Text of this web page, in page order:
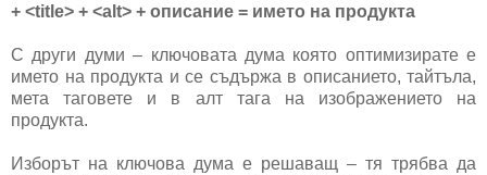
+ <title> + <alt> + описание = името на продукта
С други думи – ключовата дума която оптимизирате е
името на продукта и се съдържа в описанието, тайтъла,
мета таговете и в алт тага на изображението на
продукта.
Изборът на ключова дума е решаващ – тя трябва да